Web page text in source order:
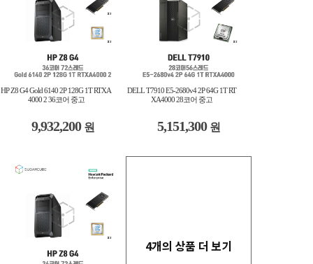
HP Z8 G4 Gold 6140 2P 128G 1T RTXA
4000 2 36코어 중고
9,932,200 원
DELL T7910 E5-2680v4 2P 64G 1T RT
XA4000 28코어 중고
5,151,300 원
4개의 상품 더 보기